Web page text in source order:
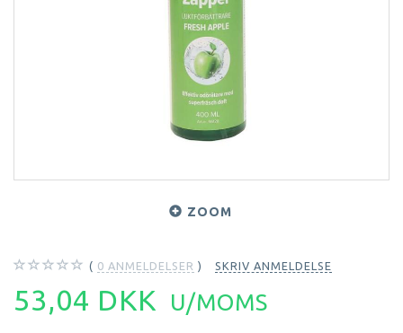
ZOOM
0 ANMELDELSER SKRIV ANMELDELSE
53,04 DKK U/MOMS